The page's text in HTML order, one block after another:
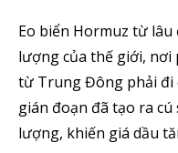
Eo biển Hormuz từ
lượng của thế giới,
từ Trung Đông phải đi
gián đoạn đã tạo ra
lượng, khiến giá dầu